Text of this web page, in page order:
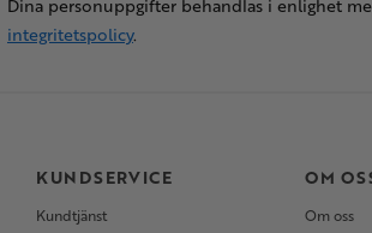
Dina personuppgifter behandlas i enlighet
integritetspolicy.
KUNDSERVICE
Kundtjänst
OM
Om oss